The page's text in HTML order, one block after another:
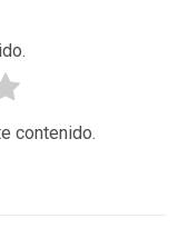
contenido.